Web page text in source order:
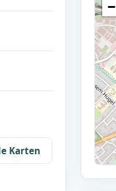
Karten
−